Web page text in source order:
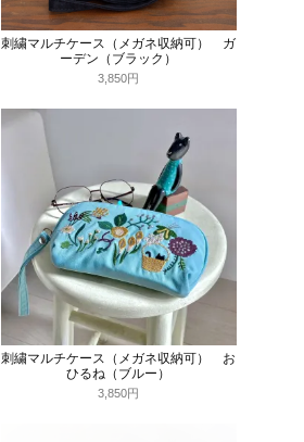
刺繍マルチケース（メガネ収納可） ガ
ーデン（ブラック）
3,850円
刺繍マルチケース（メガネ収納可） お
ひるね（ブルー）
3,850円